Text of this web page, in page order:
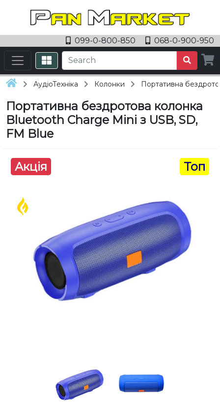
099-0-800-850 068-0-900-950
АудіоТехніка Колонки Портативна
Портативна бездротова колонка
Bluetooth Charge Mini з USB, SD,
FM Blue
Акція Топ